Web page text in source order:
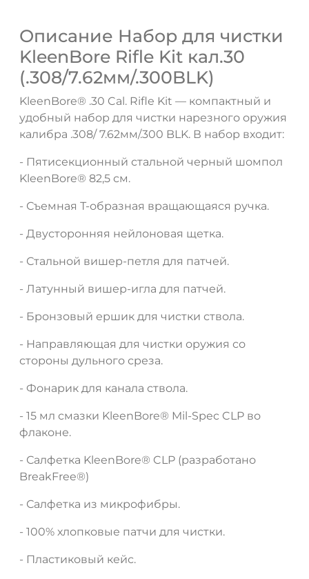
Описание Набор для чистки
KleenBore Rifle Kit кал.30
(.308/7.62мм/.300BLK)
KleenBore® .30 Cal. Rifle Kit — компактный и
удобный набор для чистки нарезного оружия
калибра .308/ 7.62мм/.300 BLK. В набор входит:
- Пятисекционный стальной черный шомпол
KleenBore® 82,5 см.
- Съемная Т-образная вращающаяся ручка.
- Двусторонняя нейлоновая щетка.
- Стальной вишер-петля для патчей.
- Латунный вишер-игла для патчей.
- Бронзовый ершик для чистки ствола.
- Направляющая для чистки оружия со
стороны дульного среза.
- Фонарик для канала ствола.
- 15 мл смазки KleenBore® Mil-Spec CLP во
флаконе.
- Салфетка KleenBore® CLP (разработано
BreakFree®)
- Салфетка из микрофибры.
- 100% хлопковые патчи для чистки.
- Пластиковый кейс.
ДА НЕТ